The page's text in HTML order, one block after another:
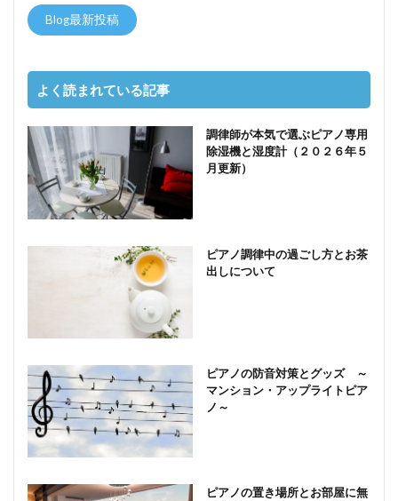
Blog最新投稿
よく読まれている記事
調律師が本気で選ぶピアノ専用
除湿機と湿度計（２０２６年５
月更新）
ピアノ調律中の過ごし方とお茶
出しについて
ピアノの防音対策とグッズ ～
マンション・アップライトピア
ノ～
ピアノの置き場所とお部屋に無